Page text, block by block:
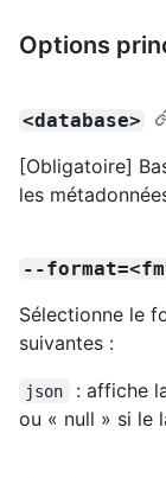
Options
<database>
[Obligatoire]
les
--
Sélectionne le
suivantes :
json
: affiche
ou « null » si le